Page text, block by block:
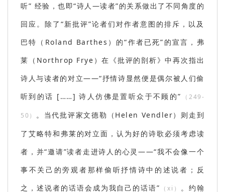
听” 经验，也即“诗人—读者”的关系做出了不同角度的
回应。除了“新批评”论者们对作者意图的排斥，以及
巴特 （Roland Barthes） 的“作者已死”的宣言，弗
莱 （Northrop Frye）在《批评的剖析》中再次指出
诗人与读者的对立——“抒情诗显然便是偶尔被人们偷
听到的话 [……] 诗人仿佛是置听众于不顾的”
（249-
50） 。当代批评家文德勒 （Helen Vendler） 则走到
了艾略特和弗莱的对立面，认为好的诗歌必须考虑读
者，并“邀请”读者走进诗人的心灵——“我不会像一个
事不关己的旁观者那样偷听抒情诗中的述说者；反
之，述说者的话语会成为我自己的话语” （xi） 。约翰